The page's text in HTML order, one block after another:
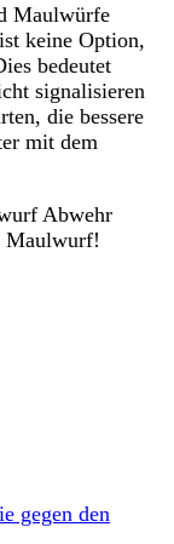
Maulwürfe
keine Option,
bedeutet
signalisieren
die bessere
mit dem
Abwehr
Maulwurf!
gegen den